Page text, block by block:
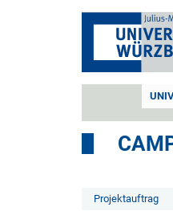
Projektauftrag